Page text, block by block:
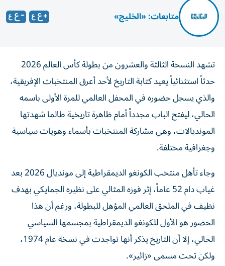
متابعات: «الخليج»
تشهد النسخة الثالثة والعشرون من بطولة كأس العالم 2026
حدثاً استثنائياً يعيد كتابة التاريخ لأحد أعرق المنتخبات الإفريقية،
والذي يسجل حضوره في المحفل العالمي للمرة الأولى باسمه
الحالي، ليفتح الباب مجدداً أمام ظاهرة تاريخية طالما شهدتها
المونديالات، وهي مشاركة المنتخبات بأسماء وهويات سياسية
وجغرافية مختلفة.
وجاء تأهل منتخب الكونغو الديمقراطية إلى مونديال 2026 بعد
غياب دام 52 عاماً، إثر فوزه المثالي على نظيره الجمايكي بهدف
نظيف في الملحق العالمي المؤهل للبطولة، ورغم أن هذا
الحضور هو الأول للكونغو الديمقراطية بمجسمها السياسي
الحالي، إلا أن التاريخ يذكر أنها تواجدت في نسخة عام 1974،
ولكن تحت مسمى «زائير».